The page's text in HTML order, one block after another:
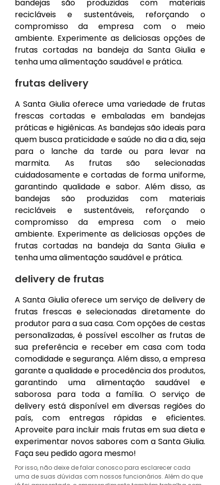
bandejas são produzidas com materiais
recicláveis e sustentáveis, reforçando o
compromisso da empresa com o meio
ambiente. Experimente as deliciosas opções de
frutas cortadas na bandeja da Santa Giulia e
tenha uma alimentação saudável e prática.
frutas delivery
A Santa Giulia oferece uma variedade de frutas
frescas cortadas e embaladas em bandejas
práticas e higiênicas. As bandejas são ideais para
quem busca praticidade e saúde no dia a dia, seja
para o lanche da tarde ou para levar na
marmita. As frutas são selecionadas
cuidadosamente e cortadas de forma uniforme,
garantindo qualidade e sabor. Além disso, as
bandejas são produzidas com materiais
recicláveis e sustentáveis, reforçando o
compromisso da empresa com o meio
ambiente. Experimente as deliciosas opções de
frutas cortadas na bandeja da Santa Giulia e
tenha uma alimentação saudável e prática.
delivery de frutas
A Santa Giulia oferece um serviço de delivery de
frutas frescas e selecionadas diretamente do
produtor para a sua casa. Com opções de cestas
personalizadas, é possível escolher as frutas de
sua preferência e receber em casa com toda
comodidade e segurança. Além disso, a empresa
garante a qualidade e procedência dos produtos,
garantindo uma alimentação saudável e
saborosa para toda a família. O serviço de
delivery está disponível em diversas regiões do
país, com entregas rápidas e eficientes.
Aproveite para incluir mais frutas em sua dieta e
experimentar novos sabores com a Santa Giulia.
Faça seu pedido agora mesmo!
Por isso, não deixe de falar conosco para esclarecer cada
uma de suas dúvidas com nossos funcionários. Além do que